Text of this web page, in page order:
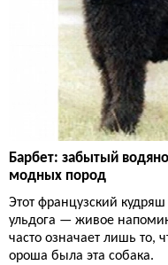
Барбет: забытый
модных пород
Этот французский
ульдога — живое
часто означает лишь то,
ороша была эта собака.